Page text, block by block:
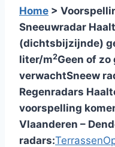
Home >
Sneeuwradar
(dichtsbijzijnde)
liter/m2Geen of
verwachtSneew
Regenradars
voorspelling
Vlaanderen –
radars:Terrassen